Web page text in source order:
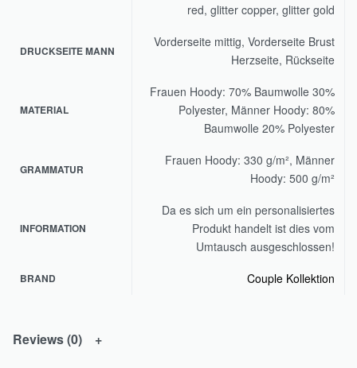
red, glitter copper, glitter gold
DRUCKSEITE MANN
Vorderseite mittig, Vorderseite Brust
Herzseite, Rückseite
MATERIAL
Frauen Hoody: 70% Baumwolle 30%
Polyester, Männer Hoody: 80%
Baumwolle 20% Polyester
GRAMMATUR
Frauen Hoody: 330 g/m², Männer
Hoody: 500 g/m²
INFORMATION
Da es sich um ein personalisiertes
Produkt handelt ist dies vom
Umtausch ausgeschlossen!
BRAND Couple Kollektion
Reviews (0)